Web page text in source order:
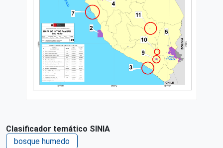
Clasificador temático SINIA
bosque humedo